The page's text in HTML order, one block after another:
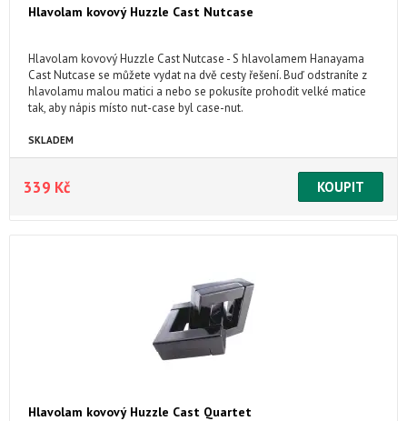
Hlavolam kovový Huzzle Cast Nutcase
Hlavolam kovový Huzzle Cast Nutcase - S hlavolamem Hanayama
Cast Nutcase se můžete vydat na dvě cesty řešení. Buď odstraníte z
hlavolamu malou matici a nebo se pokusíte prohodit velké matice
tak, aby nápis místo nut-case byl case-nut.
SKLADEM
339 Kč
Hlavolam kovový Huzzle Cast Quartet